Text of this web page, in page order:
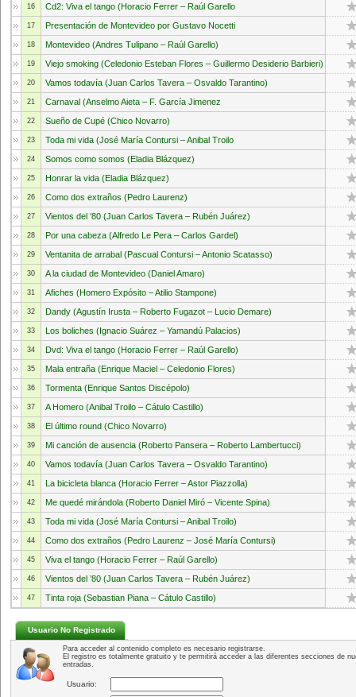
16 Cd2: Viva el tango (Horacio Ferrer – Raúl Garello
17 Presentación de Montevideo por Gustavo Nocetti
18 Montevideo (Andres Tulipano – Raúl Garello)
19 Viejo smoking (Celedonio Esteban Flores – Guillermo Desiderio Barbieri)
20 Vamos todavía (Juan Carlos Tavera – Osvaldo Tarantino)
21 Carnaval (Anselmo Aieta – F. García Jimenez
22 Sueño de Cupé (Chico Novarro)
23 Toda mi vida (José María Contursi – Anibal Troilo
24 Somos como somos (Eladia Blázquez)
25 Honrar la vida (Eladia Blázquez)
26 Como dos extraños (Pedro Laurenz)
27 Vientos del ’80 (Juan Carlos Tavera – Rubén Juárez)
28 Por una cabeza (Alfredo Le Pera – Carlos Gardel)
29 Ventanita de arrabal (Pascual Contursi – Antonio Scatasso)
30 A la ciudad de Montevideo (Daniel Amaro)
31 Afiches (Homero Expósito – Atilio Stampone)
32 Dandy (Agustín Irusta – Roberto Fugazot – Lucio Demare)
33 Los boliches (Ignacio Suárez – Yamandú Palacios)
34 Dvd: Viva el tango (Horacio Ferrer – Raúl Garello)
35 Mala entraña (Enrique Maciel – Celedonio Flores)
36 Tormenta (Enrique Santos Discépolo)
37 A Homero (Anibal Troilo – Cátulo Castillo)
38 El último round (Chico Novarro)
39 Mi canción de ausencia (Roberto Pansera – Roberto Lambertucci)
40 Vamos todavía (Juan Carlos Tavera – Osvaldo Tarantino)
41 La bicicleta blanca (Horacio Ferrer – Astor Piazzolla)
42 Me quedé mirándola (Roberto Daniel Miró – Vicente Spina)
43 Toda mi vida (José María Contursi – Anibal Troilo)
44 Como dos extraños (Pedro Laurenz – José María Contursi)
45 Viva el tango (Horacio Ferrer – Raúl Garello)
46 Vientos del ’80 (Juan Carlos Tavera – Rubén Juárez)
47 Tinta roja (Sebastian Piana – Cátulo Castillo)
Usuario No Registrado
Para acceder al contenido completo es necesario registrarse.
El registro es totalmente gratuito y te permitirá acceder a las diferentes secciones de
entradas.
Usuario: